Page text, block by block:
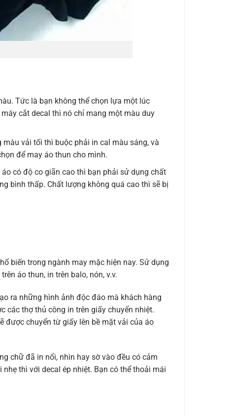
Tức là bạn không thể chọn lựa một lúc
cắt decal thì nó chỉ mang một màu duy
vải tối thì buộc phải in cal màu sáng, và
để may áo thun cho mình.
có độ co giãn cao thì bạn phải sử dụng chất
bình thấp. Chất lượng không quá cao thì sẽ bị
biến trong ngành may mặc hiện nay. Sử dụng
áo thun, in trên balo, nón, v.v.
ra những hình ảnh độc đáo mà khách hàng
các thợ thủ công in trên giấy chuyển nhiệt.
được chuyển từ giấy lên bề mặt vải của áo
chữ đã in nổi, nhìn hay sờ vào đều có cảm
thì với decal ép nhiệt. Bạn có thể thoải mái